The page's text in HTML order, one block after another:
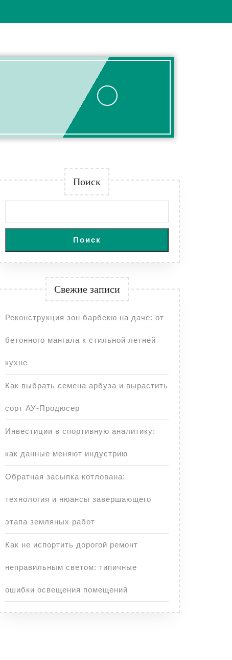
Поиск
Поиск
Свежие записи
Реконструкция зон барбекю на даче: от
бетонного мангала к стильной летней
кухне
Как выбрать семена арбуза и вырастить
сорт АУ-Продюсер
Инвестиции в спортивную аналитику:
как данные меняют индустрию
Обратная засыпка котлована:
технология и нюансы завершающего
этапа земляных работ
Как не испортить дорогой ремонт
неправильным светом: типичные
ошибки освещения помещений